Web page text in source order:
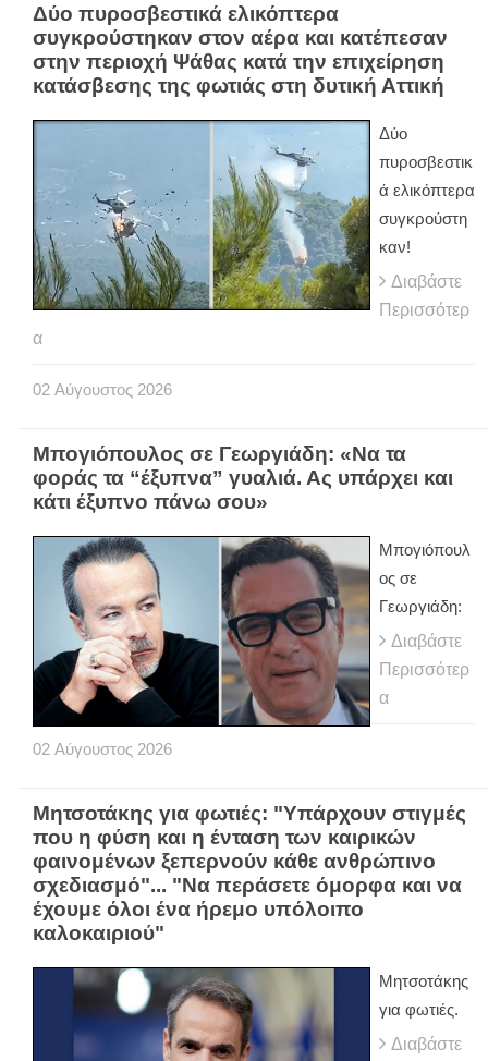
Δύο πυροσβεστικά ελικόπτερα
συγκρούστηκαν στον αέρα και κατέπεσαν
στην περιοχή Ψάθας κατά την επιχείρηση
κατάσβεσης της φωτιάς στη δυτική Αττική
Δύο
πυροσβεστικ
ά ελικόπτερα
συγκρούστη
καν!
Διαβάστε
Περισσότερ
α
02 Αύγουστος 2026
Μπογιόπουλος σε Γεωργιάδη: «Να τα
φοράς τα “έξυπνα” γυαλιά. Ας υπάρχει και
κάτι έξυπνο πάνω σου»
Μπογιόπουλ
ος σε
Γεωργιάδη:
Διαβάστε
Περισσότερ
α
02 Αύγουστος 2026
Μητσοτάκης για φωτιές: "Υπάρχουν στιγμές
που η φύση και η ένταση των καιρικών
φαινομένων ξεπερνούν κάθε ανθρώπινο
σχεδιασμό"... "Να περάσετε όμορφα και να
έχουμε όλοι ένα ήρεμο υπόλοιπο
καλοκαιριού"
Μητσοτάκης
για φωτιές.
Διαβάστε